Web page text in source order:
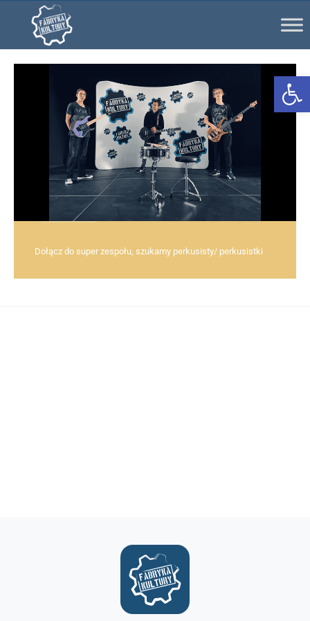
Dołącz do super zespołu, szukamy perkusisty/ perkusistki